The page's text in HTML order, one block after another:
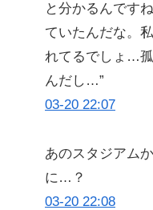
と分かるんです
ていたんだな。
れてるでしょ…
んだし…”
03-20 22:07
あのスタジアム
に…？
03-20 22:08